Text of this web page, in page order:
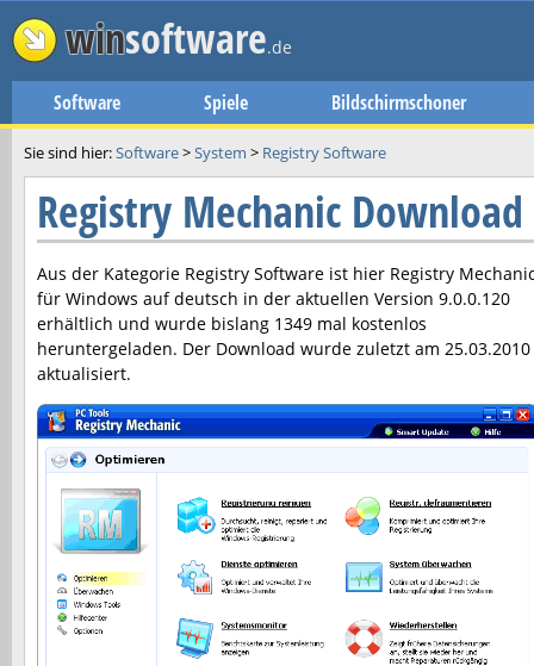
winsoftware.de
Software Spiele Bildschirmschoner
Sie sind hier:Software>System > Registry Software
Registry Mechanic Download
Aus der Kategorie Registry Software ist hier Registry
für Windows auf deutsch in der aktuellen Version 9.0.0.120
erhältlich und wurde bislang 1349 mal kostenlos
heruntergeladen. Der Download wurde zuletzt am 25.03.2010
aktualisiert.